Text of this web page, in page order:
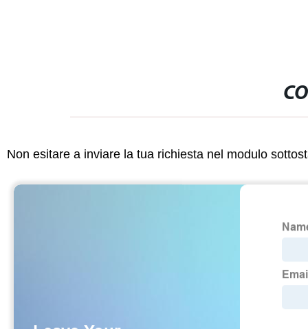
Non esitare a inviare la tua richiesta nel modulo